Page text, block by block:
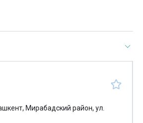
Мирабадский район, ул.